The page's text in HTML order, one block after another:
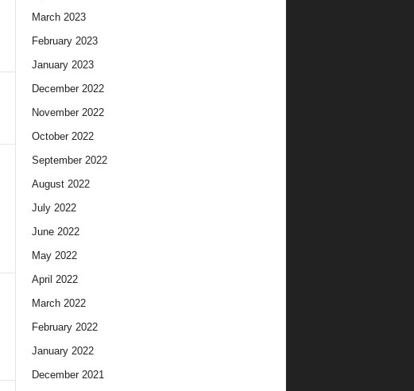
March 2023
February 2023
January 2023
December 2022
November 2022
October 2022
September 2022
August 2022
July 2022
June 2022
May 2022
April 2022
March 2022
February 2022
January 2022
December 2021